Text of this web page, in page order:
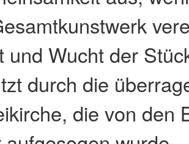
und Wucht der
durch die
die von den